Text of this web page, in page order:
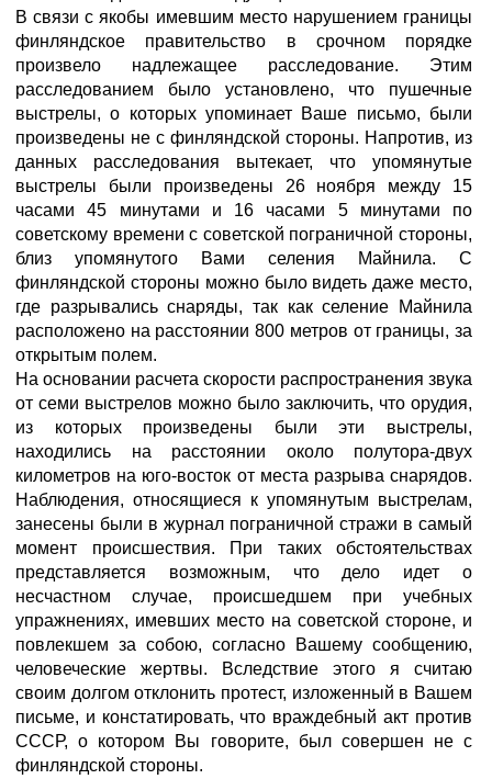
В связи с якобы имевшим место нарушением границы
финляндское правительство в срочном порядке
произвело надлежащее расследование. Этим
расследованием было установлено, что пушечные
выстрелы, о которых упоминает Ваше письмо, были
произведены не с финляндской стороны. Напротив, из
данных расследования вытекает, что упомянутые
выстрелы были произведены 26 ноября между 15
часами 45 минутами и 16 часами 5 минутами по
советскому времени с советской пограничной стороны,
близ упомянутого Вами селения Майнила. С
финляндской стороны можно было видеть даже место,
где разрывались снаряды, так как селение Майнила
расположено на расстоянии 800 метров от границы, за
открытым полем.
На основании расчета скорости распространения звука
от семи выстрелов можно было заключить, что орудия,
из которых произведены были эти выстрелы,
находились на расстоянии около полутора-двух
километров на юго-восток от места разрыва снарядов.
Наблюдения, относящиеся к упомянутым выстрелам,
занесены были в журнал пограничной стражи в самый
момент происшествия. При таких обстоятельствах
представляется возможным, что дело идет о
несчастном случае, происшедшем при учебных
упражнениях, имевших место на советской стороне, и
повлекшем за собою, согласно Вашему сообщению,
человеческие жертвы. Вследствие этого я считаю
своим долгом отклонить протест, изложенный в Вашем
письме, и констатировать, что враждебный акт против
СССР, о котором Вы говорите, был совершен не с
финляндской стороны.